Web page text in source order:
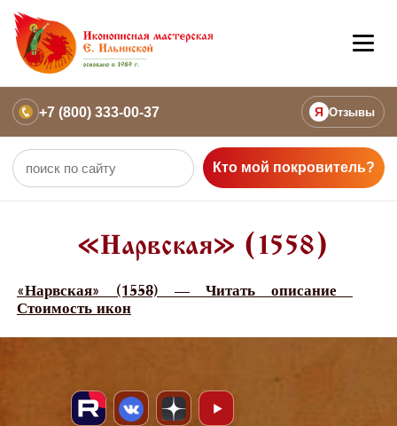
+7 (800) 333-00-37 Я Отзывы
Кто мой покровитель?
«Нарвская» (1558)
«Нарвская» (1558) — Читать описание
Стоимость икон